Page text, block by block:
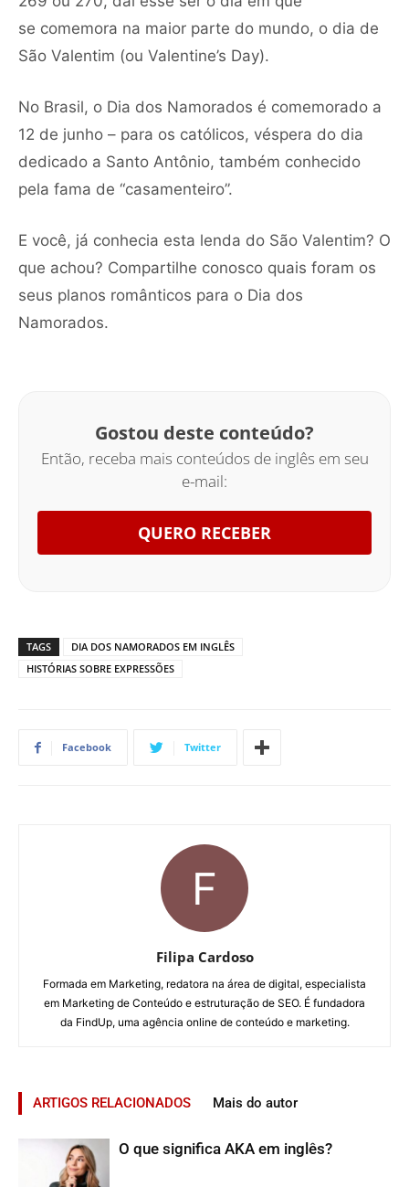
se comemora na maior parte do mundo, o dia de
São Valentim (ou Valentine’s Day).
No Brasil, o Dia dos Namorados é comemorado a
12 de junho – para os católicos, véspera do dia
dedicado a Santo Antônio, também conhecido
pela fama de “casamenteiro”.
E você, já conhecia esta lenda do São Valentim? O
que achou? Compartilhe conosco quais foram os
seus planos românticos para o Dia dos
Namorados.
Gostou deste conteúdo?
Então, receba mais conteúdos de inglês em seu
e-mail:
QUERO RECEBER
TAGS
DIA DOS NAMORADOS EM INGLÊS
HISTÓRIAS SOBRE EXPRESSÕES
Facebook Twitter
Filipa Cardoso
Formada em Marketing, redatora na área de digital, especialista
em Marketing de Conteúdo e estruturação de SEO. É fundadora
da FindUp, uma agência online de conteúdo e marketing.
ARTIGOS RELACIONADOS Mais do autor
O que significa AKA em inglês?